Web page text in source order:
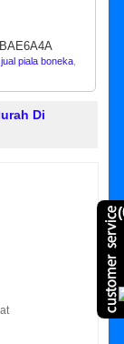
,jual piala boneka
Di